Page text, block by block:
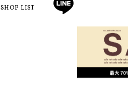
SHOP LIST